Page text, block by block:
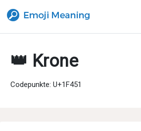
👑 Krone
Codepunkte: U+1F451